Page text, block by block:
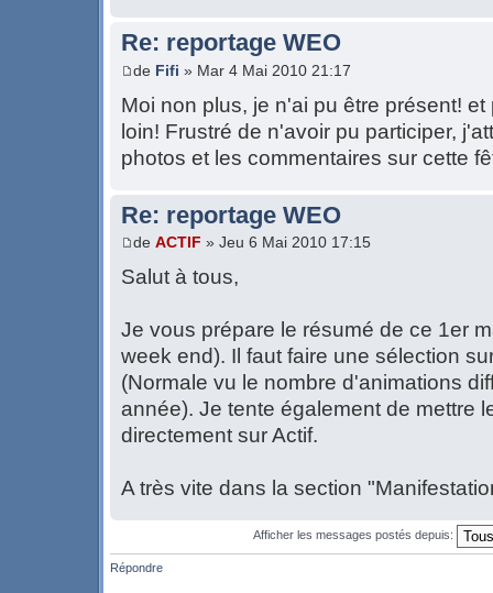
Re: reportage WEO
de Fifi » Mar 4 Mai 2010 21:17
Moi non plus, je n'ai pu être présent!
loin! Frustré de n'avoir pu participer,
photos et les commentaires sur cette
Re: reportage WEO
de ACTIF » Jeu 6 Mai 2010 17:15
Salut à tous,
Je vous prépare le résumé de ce 1er
week end). Il faut faire une sélection
(Normale vu le nombre d'animations
année). Je tente également de mettre
directement sur Actif.
A très vite dans la section
Afficher les messages postés depuis:
Répondre